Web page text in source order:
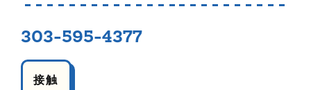
303-595-4377
接触